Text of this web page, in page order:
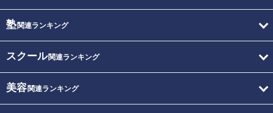
塾関連ランキング
スクール関連ランキング
美容関連ランキング